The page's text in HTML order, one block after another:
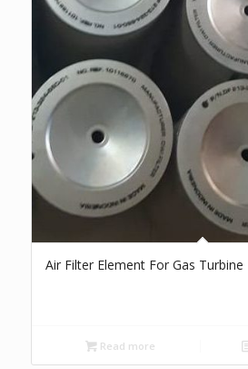
Air Filter Element For Gas Turbine
Read more